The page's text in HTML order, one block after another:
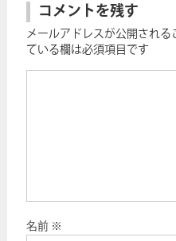
コメントを残す
メールアドレスが公開される
ている欄は必須項目です
名前 ※